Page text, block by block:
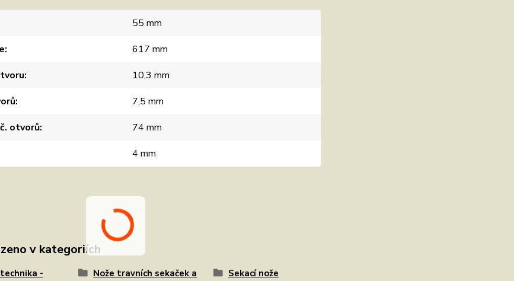
55 mm
617 mm
10,3 mm
7,5 mm
otvorů
74 mm
4 mm
v kategoriích
-
Nože travních sekaček a
Sekací nože